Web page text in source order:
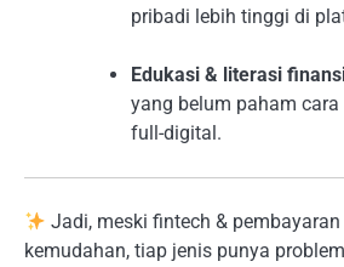
pribadi lebih tinggi di
Edukasi & literasi
yang belum paham
full-digital.
Jadi, meski fintech &
kemudahan, tiap jenis punya